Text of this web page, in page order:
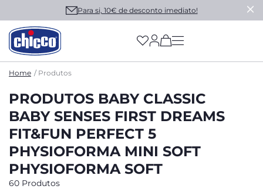
Para si, 10€ de desconto imediato!
(has more options
Home Produtos
PRODUTOS BABY CLASSIC
BABY SENSES FIRST DREAMS
FIT&FUN PERFECT 5
PHYSIOFORMA MINI SOFT
PHYSIOFORMA SOFT
60 Produtos